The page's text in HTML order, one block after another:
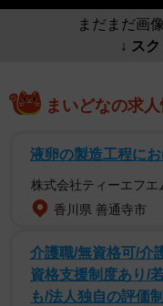
まだまだ画
↓ ス
まいどなの求
液卵の製造工程に
株式会社ティーエフエ
香川県 善通寺市
介護職/無資格可/介
資格支援制度あり/
も/法人独自の評価